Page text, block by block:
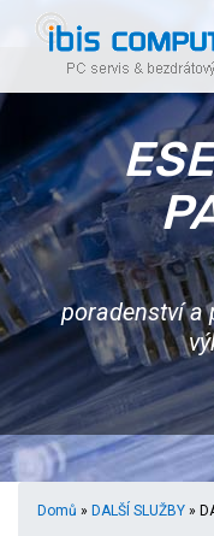
poradenství a
Domů » DALŠÍ SLUŽBY »